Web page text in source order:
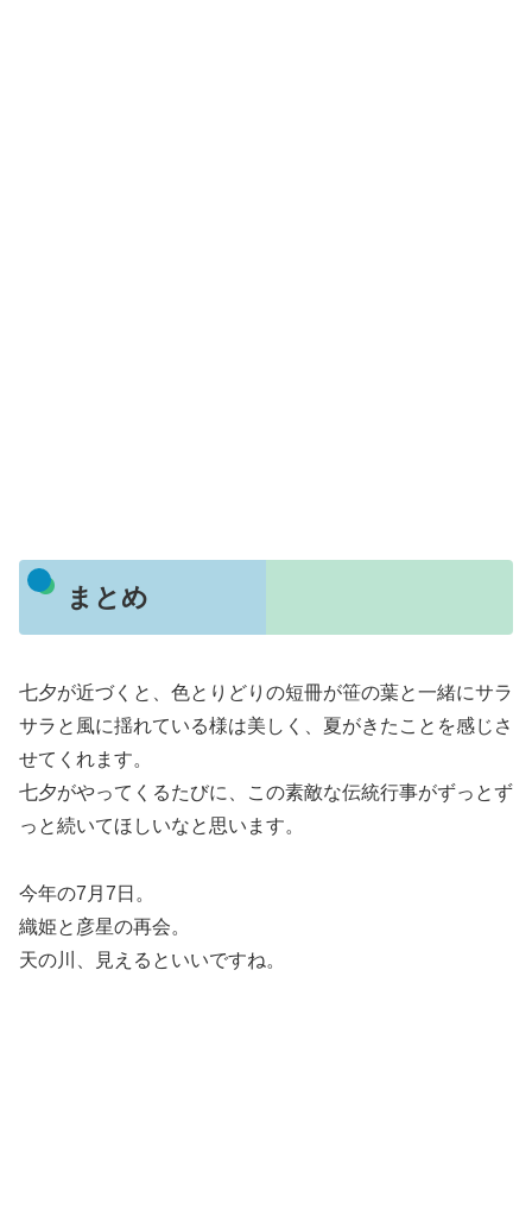
まとめ
七夕が近づくと、色とりどりの短冊が笹の葉と一緒にサラ
サラと風に揺れている様は美しく、夏がきたことを感じさ
せてくれます。
七夕がやってくるたびに、この素敵な伝統行事がずっとず
っと続いてほしいなと思います。
今年の7月7日。
織姫と彦星の再会。
天の川、見えるといいですね。